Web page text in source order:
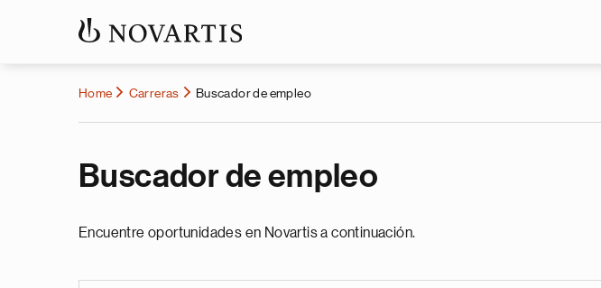
Home Carreras Buscador de empleo
Buscador de empleo
Encuentre oportunidades en Novartis a continuación.